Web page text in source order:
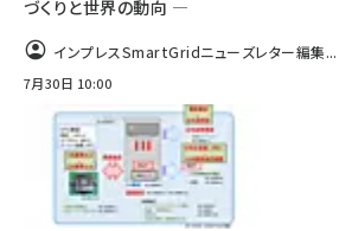
づくりと世界の動向 ―
インプレスSmartGridニューズレター編集...
7月30日 10:00